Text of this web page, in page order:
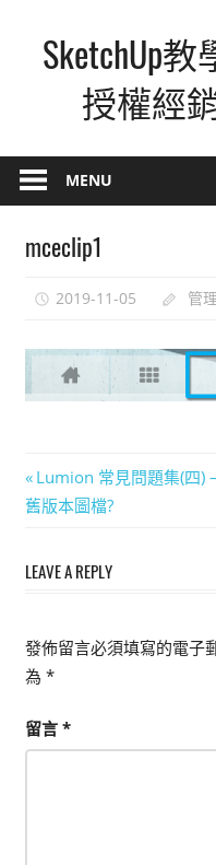
contentSketchUp教
授權經
–
最
覺
式,
都
能
手
軟
體
MENU
mceclip1
2019-11-05 管
文
章
導
Previous
Post:
Lumion 常見問題集(四)
舊版本圖檔?
LEAVE A REPLY
發佈留言必須填寫的電子
為 *
留言 *